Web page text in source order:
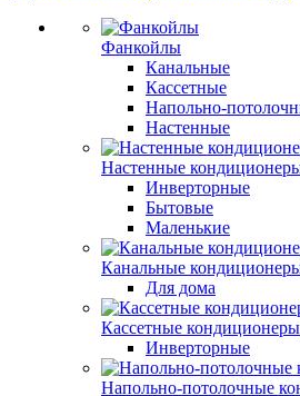
Фанкойлы
Канальные
Кассетные
Напольно-
Настенные
Настенные
Инверторные
Бытовые
Маленькие
Канальные
Для дома
Кассетные кондиционеры
Инверторные
Напольно-потолочные